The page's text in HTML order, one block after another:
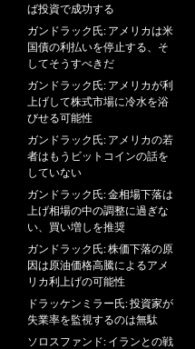
ば投資で成功する
ガンドラック氏: アメリカは米
国債の利払いを停止する、そ
してそうすべきだ
ガンドラック氏: アメリカが利
上げして株式市場に冷水を浴
びせる可能性
ガンドラック氏: アメリカの若
者はもうビットコインの話を
していない
ガンドラック氏: 金相場下落は
上げ相場の中の調整に過ぎな
い、買い増しを推奨
ガンドラック氏: 株価下落の原
因は原油価格高騰によるアメ
リカ利上げの可能性
ドラッケンミラー氏: 投資家が
失業率を監視するのは無駄
ソロスファンド: イランとの戦